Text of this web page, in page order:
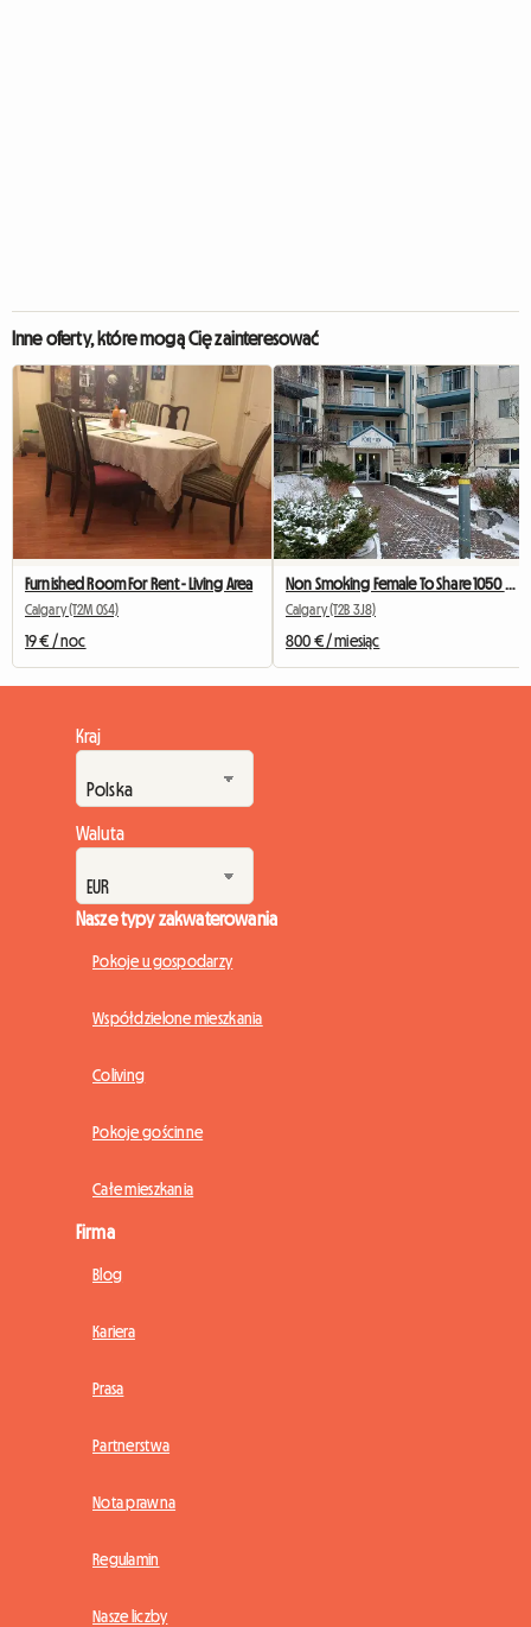
Inne oferty, które mogą Cię zainteresować
Furnished Room For Rent - Living Area
Calgary (T2M 0S4)
19 € / noc
Non Smoking Female To Share 1050 Sqft Condo
Calgary (T2B 3J8)
800 € / miesiąc
Kraj
Waluta
Nasze typy zakwaterowania
Pokoje u gospodarzy
Współdzielone mieszkania
Coliving
Pokoje gościnne
Całe mieszkania
Firma
Blog
Kariera
Prasa
Partnerstwa
Nota prawna
Regulamin
Nasze liczby